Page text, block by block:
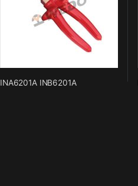
INA6201A INB6201A